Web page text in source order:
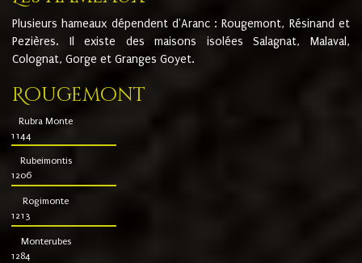
Plusieurs hameaux dépendent d'Aranc : Rougemont, Résinand et
Pezières. Il existe des maisons isolées Salagnat, Malaval,
Colognat, Gorge et Granges Goyet.
Rougemont
Rubra Monte
1144
Rubeimontis
1206
Rogimonte
1213
Monterubes
1284